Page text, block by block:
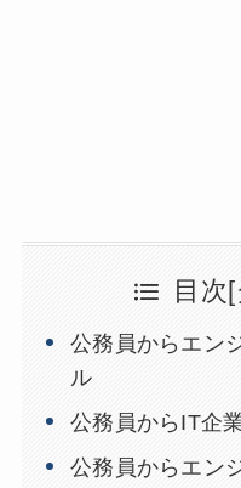
目次
公務員からエン
ル
公務員からIT企
公務員からエン